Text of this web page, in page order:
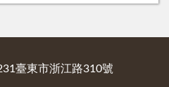
臺東市浙江路310號